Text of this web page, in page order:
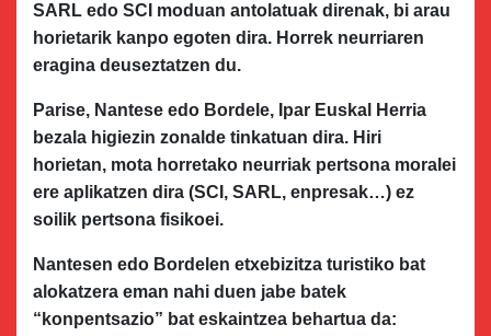
SARL edo SCI moduan antolatuak direnak, bi arau
horietarik kanpo egoten dira. Horrek neurriaren
eragina deuseztatzen du.
Parise, Nantese edo Bordele, Ipar Euskal Herria
bezala higiezin zonalde tinkatuan dira. Hiri
horietan, mota horretako neurriak pertsona moralei
ere aplikatzen dira (SCI, SARL, enpresak…) ez
soilik pertsona fisikoei.
Nantesen edo Bordelen etxebizitza turistiko bat
alokatzera eman nahi duen jabe batek
“konpentsazio” bat eskaintzea behartua da: